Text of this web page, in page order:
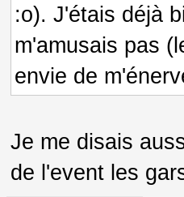
:o). J'étais déjà
m'amusais pas
envie de
Je me disais
de l'event les